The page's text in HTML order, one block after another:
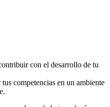
con el desarrollo de tu
competencias en un ambiente